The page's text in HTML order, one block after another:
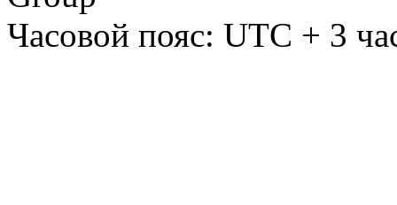
Часовой пояс: UTC + 3